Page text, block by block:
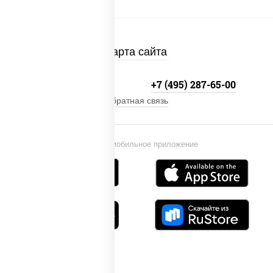
Карта сайта
Установи мобильное приложение
+7 (495) 287-65-00
Обратная связь